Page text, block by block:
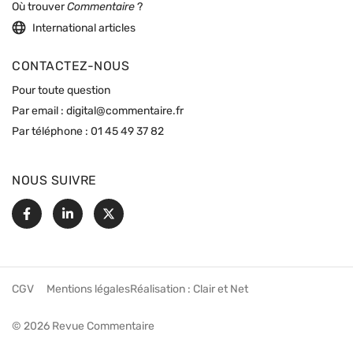
Où trouverCommentaire ?
International articles
CONTACTEZ-NOUS
Pour toute question
Par email : digital@commentaire.fr
Par téléphone : 01 45 49 37 82
NOUS SUIVRE
FacebookLinkedin
X
© 2026 Revue Commentaire
CGV Mentions légalesRéalisation : Clair et Net